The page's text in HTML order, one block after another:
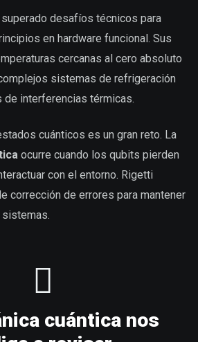
desafíos técnicos para
en hardware funcional. Sus
cercanas al cero absoluto
sistemas de refrigeración
de interferencias térmicas.
cuánticos es un gran reto. La
ocurre cuando los qubits pierden
con el entorno. Rigetti
corrección de errores para mantener
cuántica nos